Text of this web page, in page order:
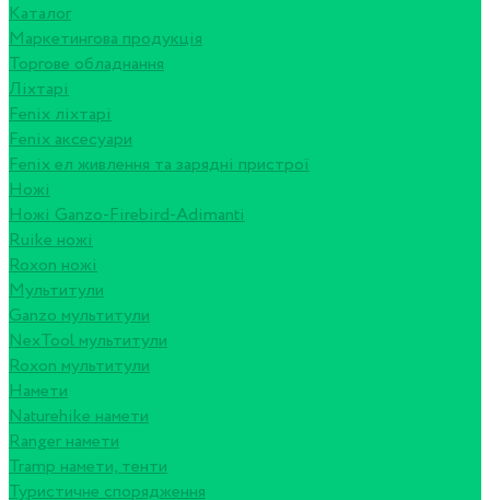
Каталог
Маркетингова продукція
Торгове обладнання
Ліхтарі
Fenix ліхтарі
Fenix аксесуари
Fenix ел живлення та зарядні пристрої
Ножі
Ножі Ganzo-Firebird-Adimanti
Ruike ножі
Roxon ножi
Мультитули
Ganzo мультитули
NexTool мультитули
Roxon мультитули
Намети
Naturehike намети
Ranger намети
Tramp намети, тенти
Туристичне спорядження